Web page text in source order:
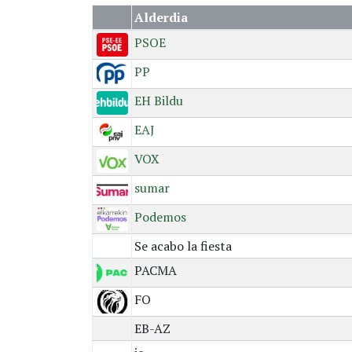
Alderdia
PSOE
PP
EH Bildu
EAJ
VOX
sumar
Podemos
Se acabo la fiesta
PACMA
FO
EB-AZ